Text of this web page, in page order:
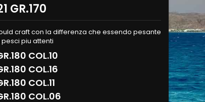
GR.170
craft con la differenza che essendo pesante
piu attenti
COL.10
COL.16
COL.11
COL.06